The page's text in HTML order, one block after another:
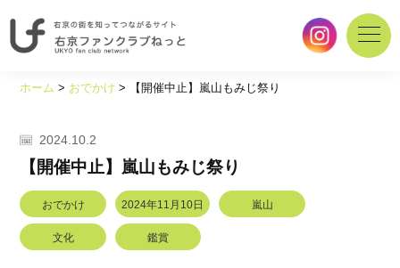
を
て
な
ホーム > おでかけ > 【開催中止】嵐山もみじ祭り
2024.10.2
【開催中止】嵐山もみじ祭り
おでかけ 2024年11月10日 嵐山
文化 鑑賞